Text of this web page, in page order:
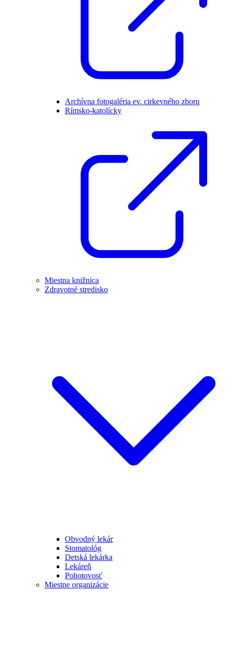
Archívna fotogaléria ev. cirkevného zboru
Rímsko-katolícky
Miestna knižnica
Zdravotné stredisko
Obvodný lekár
Stomatológ
Detská lekárka
Lekáreň
Pohotovosť
Miestne organizácie